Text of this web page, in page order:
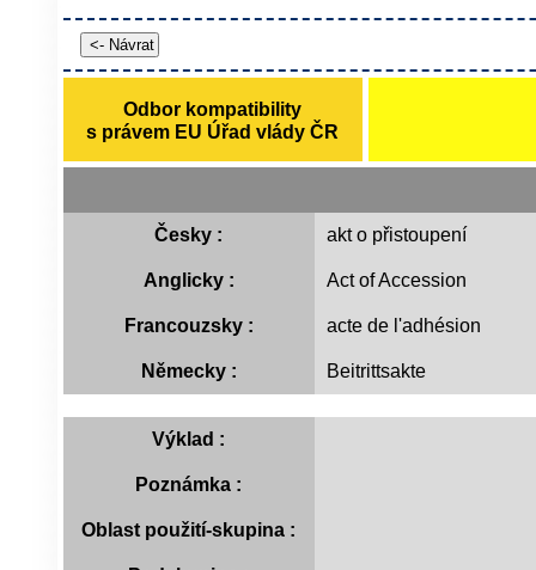
Odbor kompatibility
s právem EU Úřad vlády ČR
Česky : akt o přistoupení
Anglicky : Act of Accession
Francouzsky : acte de l'adhésion
Německy : Beitrittsakte
Výklad :
Poznámka :
Oblast použití-skupina :